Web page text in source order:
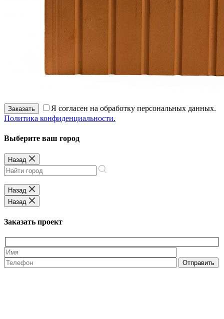
Заказать
Я согласен на обработку персональных данных.
Политика конфиденциальности.
Выберите ваш город
Назад
Назад
Назад
Заказать проект